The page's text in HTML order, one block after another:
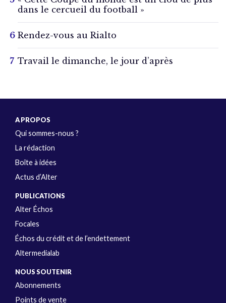
dans le cercueil du football »
Rendez-vous au Rialto
Travail le dimanche, le jour d’après
A PROPOS
Qui sommes-nous ?
La rédaction
Boîte à idées
Actus d’Alter
PUBLICATIONS
Alter Échos
Focales
Échos du crédit et de l’endettement
Altermedialab
NOUS SOUTENIR
Abonnements
Points de vente